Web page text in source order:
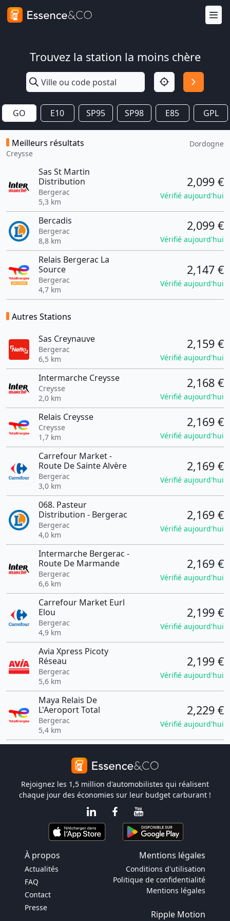
Trouvez la station la moins chère
GO E10 SP95 SP98 E85 GPL
Meilleurs résultats
Creysse
Dordogne
Sas St Martin
Distribution
Bergerac
5,3 km
2,099 €
Vérifié aujourd'hui
Bercadis
Bergerac
8,8 km
2,099 €
Vérifié aujourd'hui
Relais Bergerac La
Source
Bergerac
4,7 km
2,147 €
Vérifié aujourd'hui
Autres Stations
Sas Creynauve
Bergerac
6,5 km
2,159 €
Vérifié aujourd'hui
Intermarche Creysse
Creysse
2,0 km
2,168 €
Vérifié aujourd'hui
Relais Creysse
Creysse
1,7 km
2,169 €
Vérifié aujourd'hui
Carrefour Market -
Route De Sainte Alvère
Bergerac
3,0 km
2,169 €
Vérifié aujourd'hui
068. Pasteur
Distribution - Bergerac
Bergerac
4,0 km
2,169 €
Vérifié aujourd'hui
Intermarche Bergerac -
Route De Marmande
Bergerac
6,6 km
2,169 €
Vérifié aujourd'hui
Carrefour Market Eurl
Elou
Bergerac
4,9 km
2,199 €
Vérifié aujourd'hui
Avia Xpress Picoty
Réseau
Bergerac
5,6 km
2,199 €
Vérifié aujourd'hui
Maya Relais De
L'Aeroport Total
Bergerac
5,4 km
2,229 €
Vérifié aujourd'hui
Rejoignez les 1,5 million d'automobilistes qui réalisent
chaque jour des économies sur leur budget carburant !
À propos Mentions légales
Actualités
FAQ
Contact
Presse
Conditions d'utilisation
Politique de confidentialité
Mentions légales
Ripple Motion